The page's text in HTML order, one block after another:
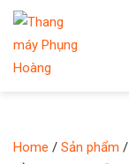
Home / Sản phẩm /